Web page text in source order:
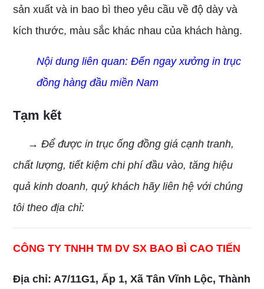
sản xuất và in bao bì theo yêu cầu về độ dày và
kích thước, màu sắc khác nhau của khách hàng.
Nội dung liên quan:Đến ngay xưởng in trục
đồng hàng đầu miền Nam
Tạm kết
→ Để được in trục ống đồng giá cạnh tranh,
chất lượng, tiết kiệm chi phí đầu vào, tăng hiệu
quả kinh doanh, quý khách hãy liên hệ với chúng
tôi theo địa chỉ:
CÔNG TY TNHH TM DV SX BAO BÌ CAO TIẾN
Địa chỉ: A7/11G1, Ấp 1, Xã Tân Vĩnh Lộc, Thành